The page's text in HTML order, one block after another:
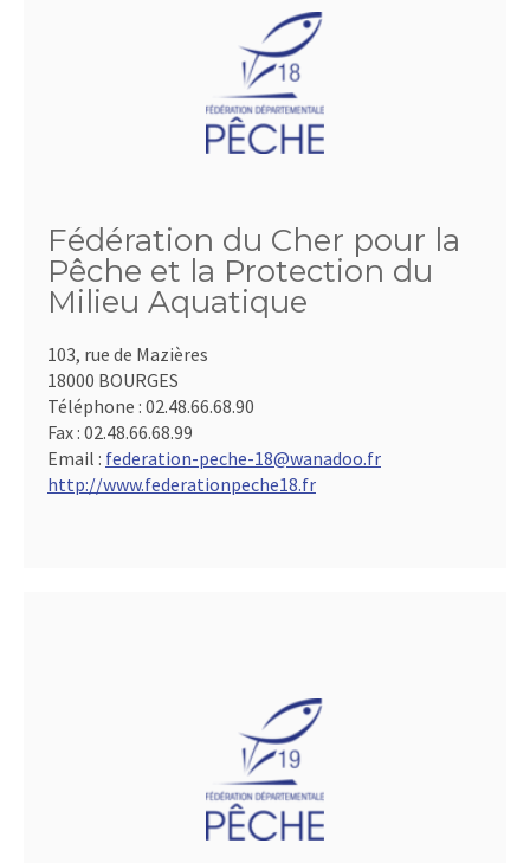
Fédération du Cher pour la
Pêche et la Protection du
Milieu Aquatique
103, rue de Mazières
18000 BOURGES
Téléphone : 02.48.66.68.90
Fax : 02.48.66.68.99
Email : federation-peche-18@wanadoo.fr
http://www.federationpeche18.fr